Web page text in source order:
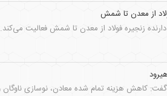
از معدن تا شمش
زنجیره فولاد از معدن تا شمش فعالیت می‌کند.
کاهش هزینه تمام شده معادن، نوسازی